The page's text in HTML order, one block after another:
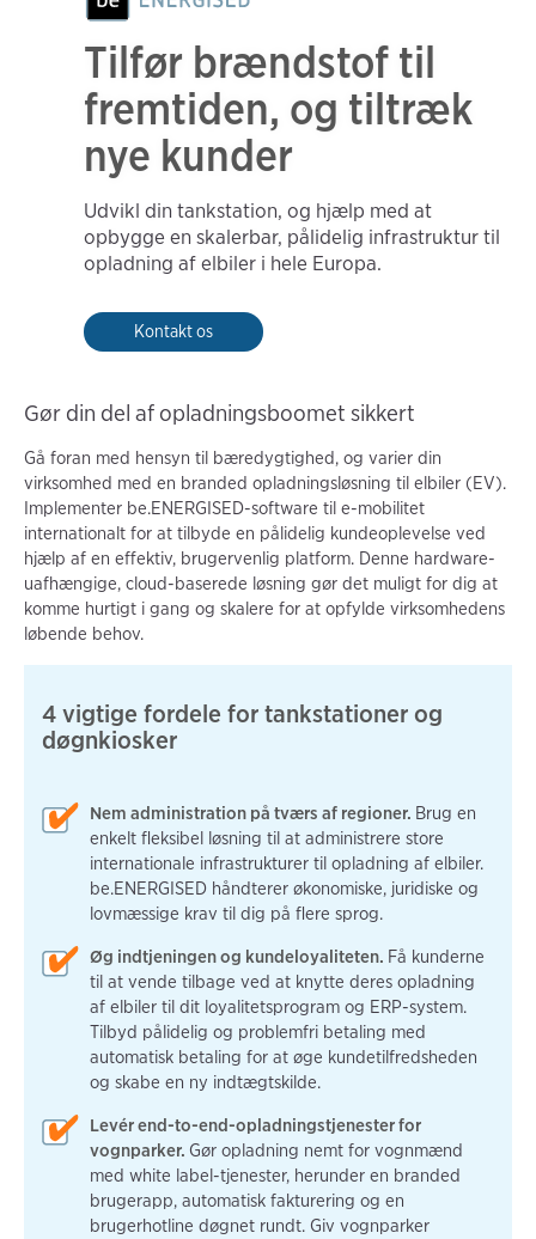
Tilfør brændstof til
fremtiden, og tiltræk
nye kunder
Udvikl din tankstation, og hjælp med at
opbygge en skalerbar, pålidelig infrastruktur til
opladning af elbiler i hele Europa.
Kontakt os
Gør din del af opladningsboomet sikkert
Gå foran med hensyn til bæredygtighed, og varier din
virksomhed med en branded opladningsløsning til elbiler (EV).
Implementer be.ENERGISED-software til e-mobilitet
internationalt for at tilbyde en pålidelig kundeoplevelse ved
hjælp af en effektiv, brugervenlig platform. Denne hardware-
uafhængige, cloud-baserede løsning gør det muligt for dig at
komme hurtigt i gang og skalere for at opfylde virksomhedens
løbende behov.
4 vigtige fordele for tankstationer og
døgnkiosker
Nem administration på tværs af regioner. Brug en
enkelt fleksibel løsning til at administrere store
internationale infrastrukturer til opladning af elbiler.
be.ENERGISED håndterer økonomiske, juridiske og
lovmæssige krav til dig på flere sprog.
Øg indtjeningen og kundeloyaliteten. Få kunderne
til at vende tilbage ved at knytte deres opladning
af elbiler til dit loyalitetsprogram og ERP-system.
Tilbyd pålidelig og problemfri betaling med
automatisk betaling for at øge kundetilfredsheden
og skabe en ny indtægtskilde.
Levér end-to-end-opladningstjenester for
vognparker. Gør opladning nemt for vognmænd
med white label-tjenester, herunder en branded
brugerapp, automatisk fakturering og en
brugerhotline døgnet rundt. Giv vognparker